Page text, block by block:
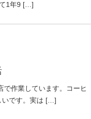
1年9 […]
で作業しています。コーヒ
いです。実は […]